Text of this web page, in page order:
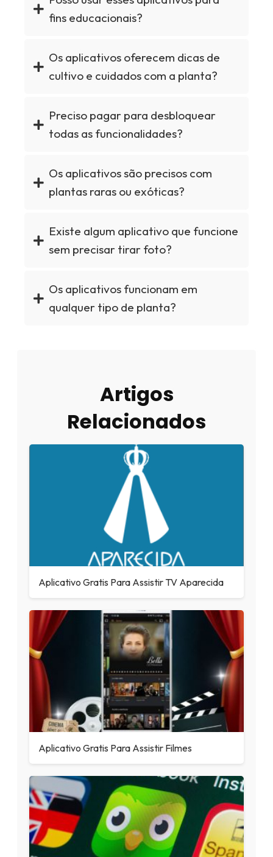
fins educacionais?
Os aplicativos oferecem dicas de
cultivo e cuidados com a planta?
Preciso pagar para desbloquear
todas as funcionalidades?
Os aplicativos são precisos com
plantas raras ou exóticas?
Existe algum aplicativo que funcione
sem precisar tirar foto?
Os aplicativos funcionam em
qualquer tipo de planta?
Artigos
Relacionados
Aplicativo Gratis Para Assistir TV Aparecida
Aplicativo Gratis Para Assistir Filmes